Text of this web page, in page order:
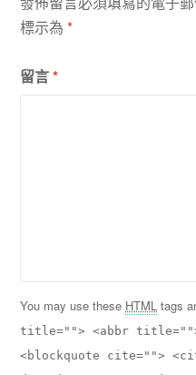
標示為*
留言*
You may use these HTML tags
title=""> <abbr
<blockquote cite="">